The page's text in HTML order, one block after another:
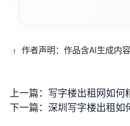
作者声明：作品含AI生成内容
上一篇：
下一篇：